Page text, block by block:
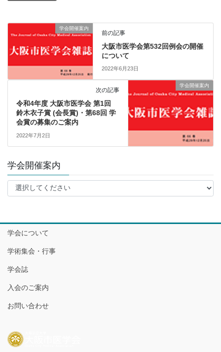
学会開催案内
前の記事
大阪市医学会第532回例会の開催
について
2022年6月23日
学会開催案内
次の記事
令和4年度 大阪市医学会 第1回
鈴木衣子賞 (会長賞)・第68回 学
会賞の募集のご案内
2022年7月2日
学会開催案内
学会について
学術集会・行事
学会誌
入会のご案内
お問い合わせ